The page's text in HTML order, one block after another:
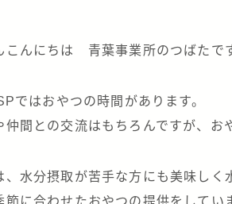
こんにちは 青葉事業所のつばたで
ではおやつの時間があります。
仲間との交流はもちろんですが、お
、水分摂取が苦手な方にも美味しく
節に合わせたおやつの提供をしてい